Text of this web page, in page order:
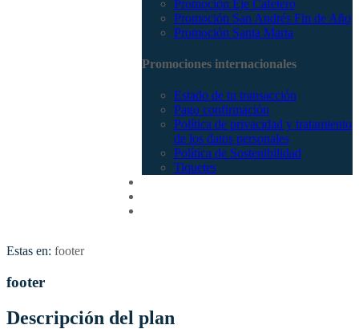
Promoción Eje Cafetero
Promoción San Andrés Fin de Año
Promoción Santa Marta
Promociones internacionales
Estado de tu transacción
Pago confirmación
Política de privacidad y tratamiento
de los datos personales
Política de Sostenibilidad
Tiquetes
Estas en: footer
footer
Descripción del plan